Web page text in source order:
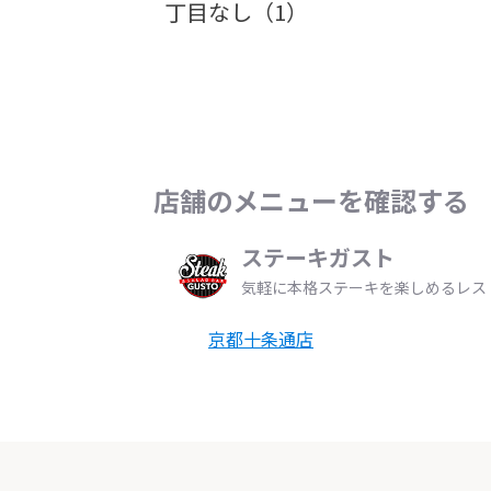
丁目なし（1）
店舗のメニューを確認する
ステーキガスト
気軽に本格ステーキを楽しめるレ
京都十条通店